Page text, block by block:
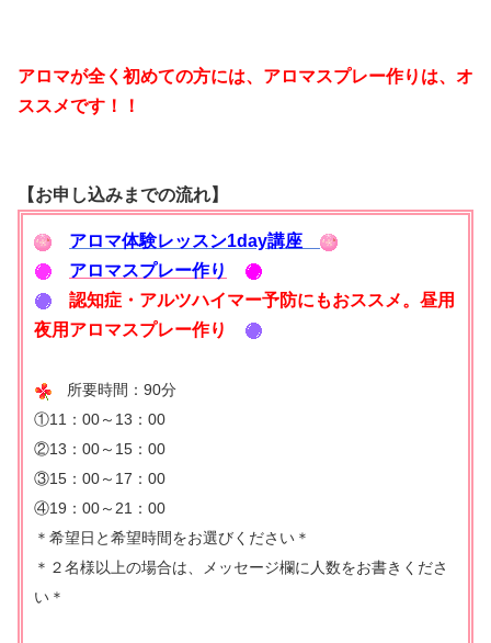
アロマが全く初めての方には、アロマスプレー作りは、オ
ススメです！！
【お申し込みまでの流れ】
アロマ体験レッスン1day講座
アロマスプレー作り
認知症・アルツハイマー予防にもおススメ。昼用
夜用アロマスプレー作り
所要時間：90分
①11：00～13：00
②13：00～15：00
③15：00～17：00
④19：00～21：00
＊希望日と希望時間をお選びください＊
＊２名様以上の場合は、メッセージ欄に人数をお書きくださ
い＊